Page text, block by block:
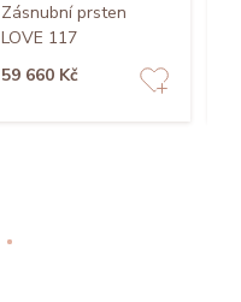
Zásnubní prsten
LOVE 117
59 660 Kč